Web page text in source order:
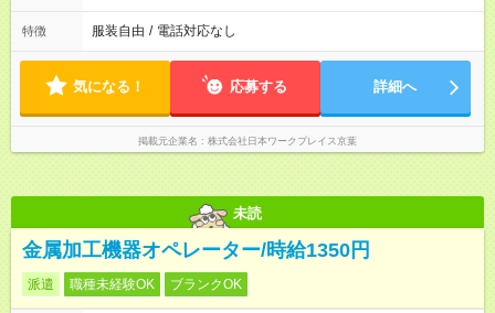
特徴 服装自由 / 電話対応なし
気になる！ 応募する 詳細へ
掲載元企業名 株式会社日本ワークプレイス京葉
未読
金属加工機器オペレーター/時給1350円
派遣 職種未経験OK ブランクOK